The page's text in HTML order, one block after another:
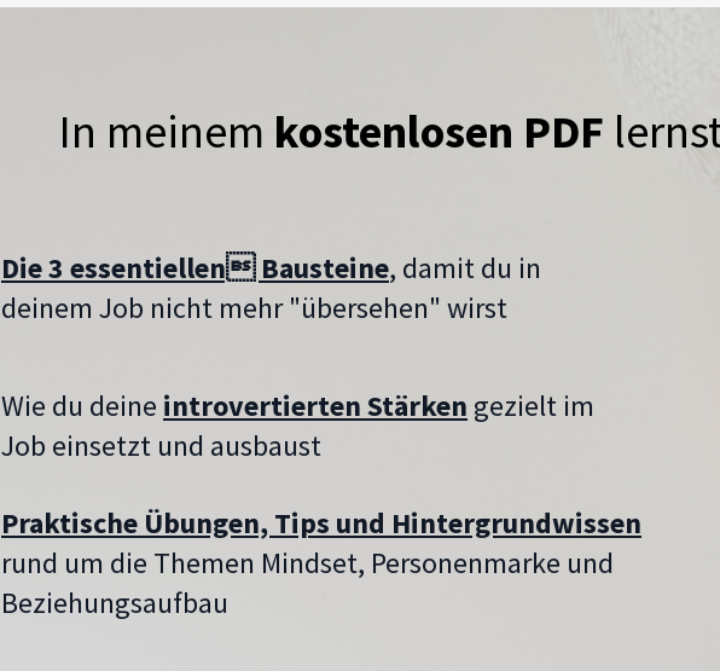
In meinem kostenlosen PDF
Die 3 essentiellen Bausteine, damit du in
deinem Job nicht mehr "übersehen" wirst
Wie du deine introvertierten Stärken gezielt im
Job einsetzt und ausbaust
Praktische Übungen, Tips und Hintergrundwissen
rund um die Themen Mindset, Personenmarke und
Beziehungsaufbau